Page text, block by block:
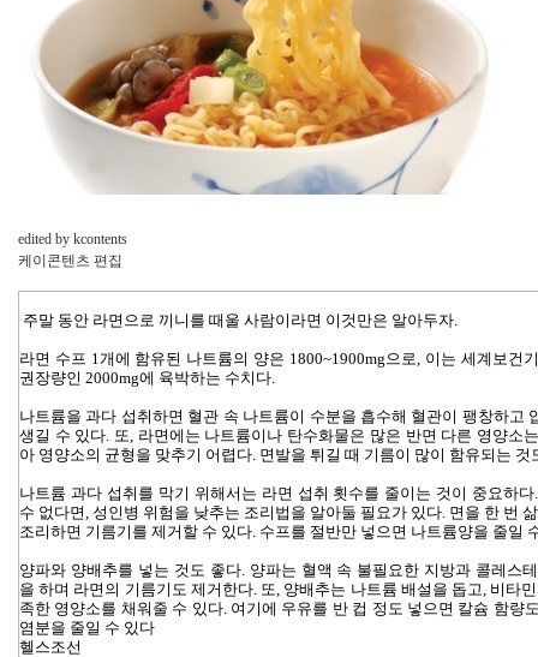
edited by kcontents
케이콘텐츠 편집
주말 동안 라면으로 끼니를 때울 사람이라면 이것만은 알아두자.
라면 수프 1개에 함유된 나트륨의 양은 1800~1900mg으로, 이는 세계보건
권장량인 2000mg에 육박하는 수치다.
나트륨을 과다 섭취하면 혈관 속 나트륨이 수분을 흡수해 혈관이 팽창하고
생길 수 있다. 또, 라면에는 나트륨이나 탄수화물은 많은 반면 다른 영양소
아 영양소의 균형을 맞추기 어렵다. 면발을 튀길 때 기름이 많이 함유되는 것
나트륨 과다 섭취를 막기 위해서는 라면 섭취 횟수를 줄이는 것이 중요하
수 없다면, 성인병 위험을 낮추는 조리법을 알아둘 필요가 있다. 면을 한 번
조리하면 기름기를 제거할 수 있다. 수프를 절반만 넣으면 나트륨양을 줄일
양파와 양배추를 넣는 것도 좋다. 양파는 혈액 속 불필요한 지방과 콜레스
을 하며 라면의 기름기도 제거한다. 또, 양배추는 나트륨 배설을 돕고, 비타
족한 영양소를 채워줄 수 있다. 여기에 우유를 반 컵 정도 넣으면 칼슘 함량
염분을 줄일 수 있다
헬스조선